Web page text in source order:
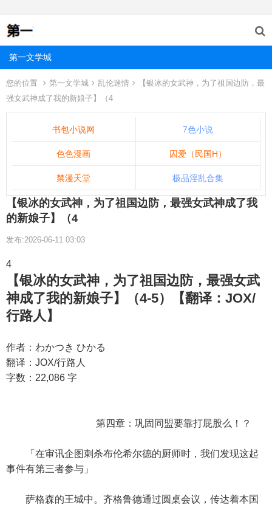
第一文学城
您的位置 第一文学城 乱伦迷情
【银冰的女武神，为了祖国边防，最
强女武神成了我的新娘子】（4
书包小说网 7色小说
色色漫画 囚爱（民国H）
禁漫天堂 极品淫乱合集
【银冰的女武神，为了祖国边防，最强女武神成了我
的新娘子】（4
发布:2026-06-11 03:03
4
【银冰的女武神，为了祖国边防，最强女武
神成了我的新娘子】（4-5）【翻译：JOX/
行路人】
作者：わかつき ひかる
翻译：JOX/行路人
字数：22,086 字
第四章：巩固同盟要靠打屁股么！？
「在审讯企图刺杀布伦希尔德的厨师时，我们发现这起
事件有第三者参与」
萨格森的王城中。齐格鲁德通过圆桌会议，传达着本国